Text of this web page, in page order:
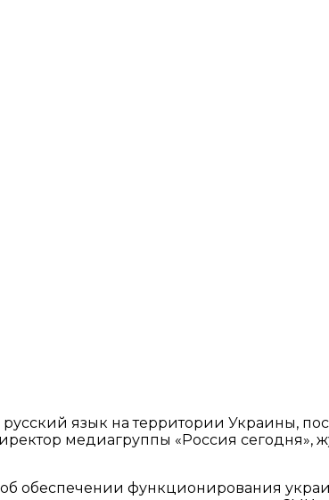
язык на территории Украины,
медиагруппы «Россия сегодня»,
обеспечении функционирования